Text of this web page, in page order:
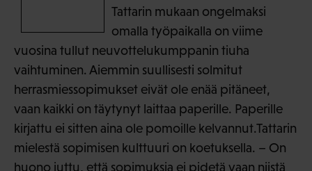
Tattarin mukaan ongelmaksi
omalla työpaikalla on viime
vuosina tullut neuvottelukumppanin tiuha
vaihtuminen. Aiemmin suullisesti solmitut
herrasmiessopimukset eivät ole enää pitäneet,
vaan kaikki on täytynyt laittaa paperille. Paperille
kirjattu ei sitten aina ole pomoille kelvannut.Tattarin
mielestä sopimisen kulttuuri on koetuksella. – On
huono juttu, että sopimuksia ei pidetä vaan niistä